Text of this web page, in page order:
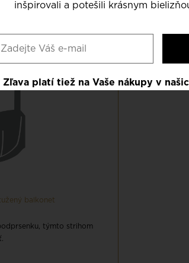
teda je vhodná aj do
balkonet
týmto strihom
inšpirovali a potešili krásnym
Zľava platí tiež na Vaše nákupy v